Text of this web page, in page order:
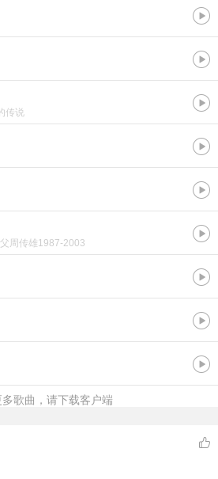
传说
周传雄1987-2003
歌曲，请下载客户端